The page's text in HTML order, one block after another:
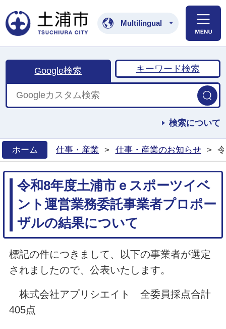
土浦市公式ホームペ
Multilingual
Google検索 キーワード検索
検索について
ホーム
仕事・産業 > 仕事・産業のお知らせ >
令和8年度土浦市ｅスポーツイベ
ント運営業務委託事業者プロポー
ザルの結果について
標記の件につきまして、以下の事業者が選定
されましたので、公表いたします。
株式会社アプリシエイト 全委員採点合計
405点